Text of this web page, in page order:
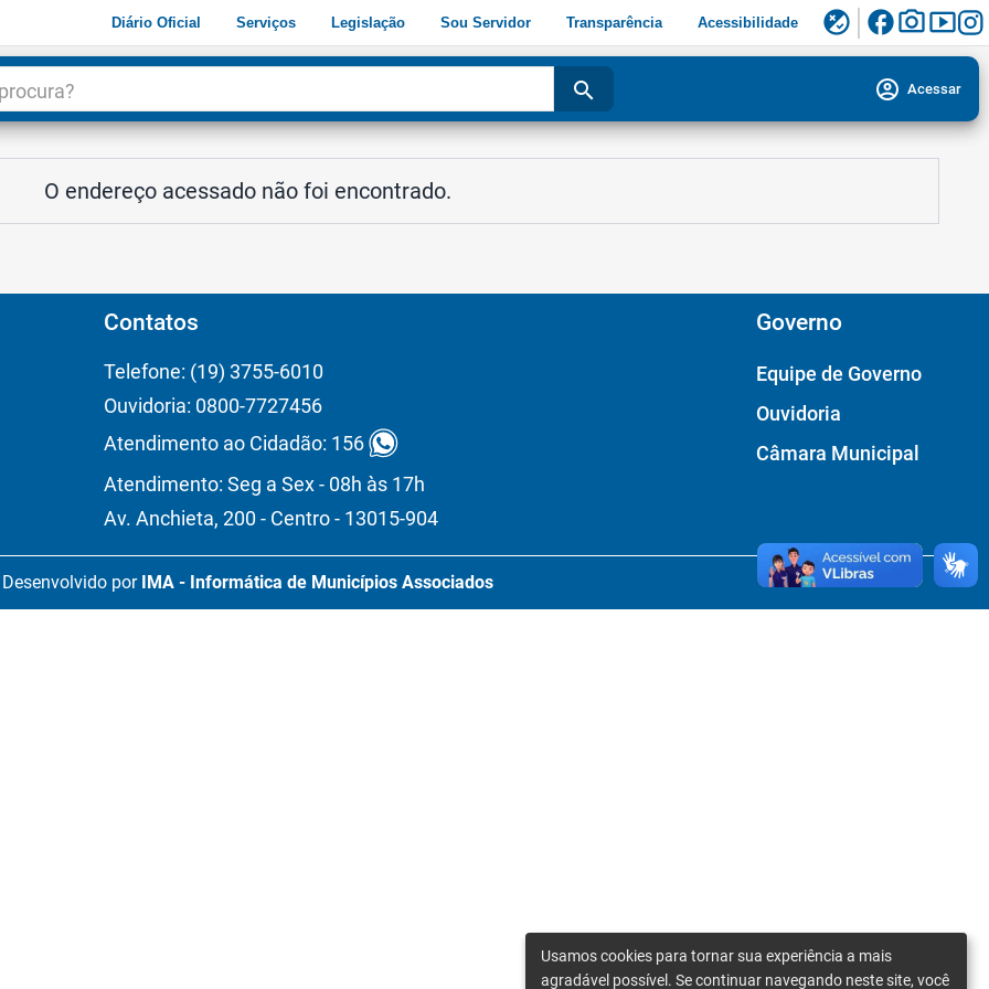
Diário Oficial Serviços Legislação Sou Servidor Transparência Acessibilidade flaky facebookphoto_camerasmart_display
search account_circle Acessar
O endereço acessado não foi encontrado.
Contatos
Telefone: (19) 3755-6010
Ouvidoria: 0800-7727456
Atendimento ao Cidadão: 156
Atendimento: Seg a Sex - 08h às 17h
Av. Anchieta, 200 - Centro - 13015-904
Governo
Equipe de Governo
Ouvidoria
Câmara Municipal
Desenvolvido por IMA - Informática de Municípios Associados
Usamos cookies para tornar sua experiência a mais
agradável possível. Se continuar navegando neste site, você